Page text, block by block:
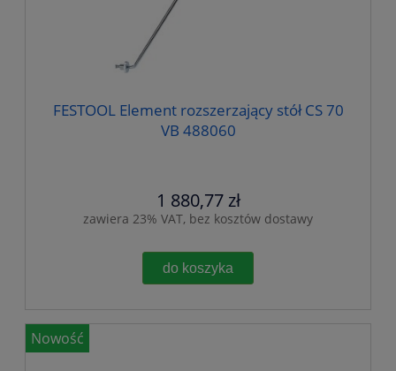
FESTOOL Element rozszerzający stół CS 70
VB 488060
1 880,77 zł
zawiera 23% VAT, bez kosztów dostawy
do koszyka
Nowość